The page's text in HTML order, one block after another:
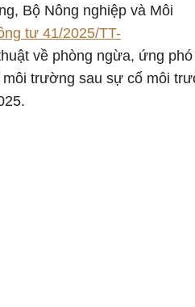
Bộ Nông nghiệp và Môi
tư 41/2025/TT-
về phòng ngừa, ứng
môi trường sau sự cố môi